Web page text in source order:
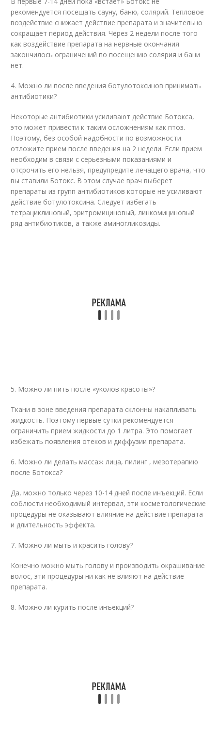
рекомендуется посещать сауну, баню, солярий. Тепловое
воздействие снижает действие препарата и значительно
сокращает период действия. Через 2 недели после того
как воздействие препарата на нервные окончания
закончилось ограничений по посещению солярия и бани
нет.
4. Можно ли после введения ботулотоксинов принимать
антибиотики?
Некоторые антибиотики усиливают действие Ботокса,
это может привести к таким осложнениям как птоз.
Поэтому, без особой надобности по возможности
отложите прием после введения на 2 недели. Если прием
необходим в связи с серьезными показаниями и
отсрочить его нельзя, предупредите лечащего врача, что
вы ставили Ботокс. В этом случае врач выберет
препараты из групп антибиотиков которые не усиливают
действие ботулотоксина. Следует избегать
тетрациклиновый, эритромициновый, линкомициновый
ряд антибиотиков, а также аминогликозиды.
5. Можно ли пить после «уколов красоты»?
Ткани в зоне введения препарата склонны накапливать
жидкость. Поэтому первые сутки рекомендуется
ограничить прием жидкости до 1 литра. Это помогает
избежать появления отеков и диффузии препарата.
6. Можно ли делать массаж лица, пилинг , мезотерапию
после Ботокса?
Да, можно только через 10-14 дней после инъекций. Если
соблюсти необходимый интервал, эти косметологические
процедуры не оказывают влияние на действие препарата
и длительность эффекта.
7. Можно ли мыть и красить голову?
Конечно можно мыть голову и производить окрашивание
волос, эти процедуры ни как не влияют на действие
препарата.
8. Можно ли курить после инъекций?